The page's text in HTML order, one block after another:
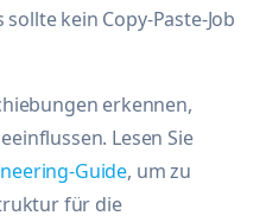
kein Copy-Paste-Job
erkennen,
Lesen Sie
Guide, um zu
für die